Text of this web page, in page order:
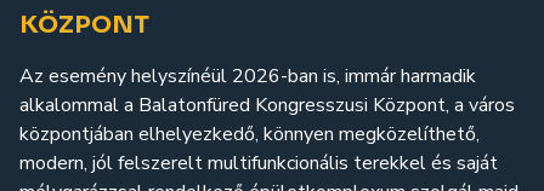
KÖZPONT
Az esemény helyszínéül 2026-ban is, immár harmadik
alkalommal a Balatonfüred Kongresszusi Központ, a város
központjában elhelyezkedő, könnyen megközelíthető,
modern, jól felszerelt multifunkcionális terekkel és saját